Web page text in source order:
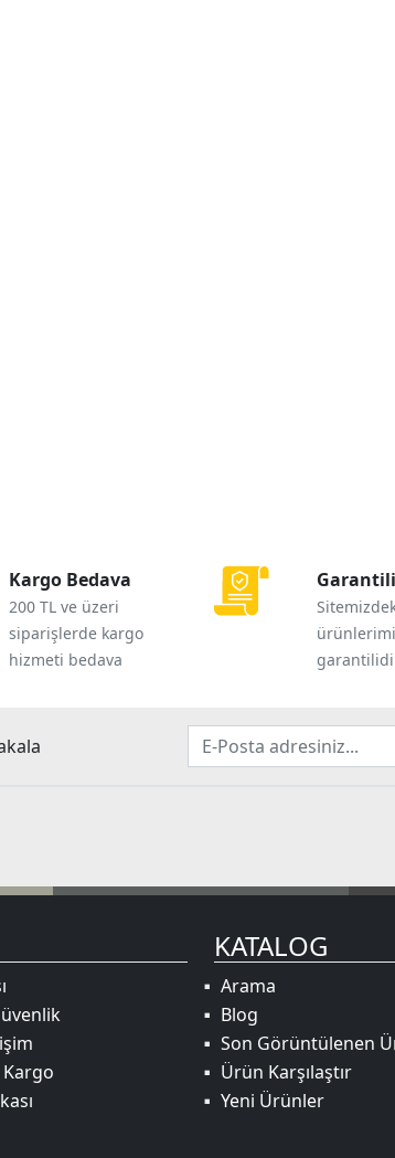
Kargo Bedava
200 TL ve üzeri
siparişlerde kargo
hizmeti bedava
newsletter
KATALOG
Arama
Blog
Son Görüntülenen
Ürün Karşılaştır
Yeni Ürünler